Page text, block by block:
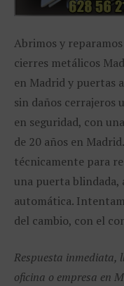
Abrimos y
cierres metálicos
en Madrid y puertas
sin daños cerrajeros
en seguridad, con
de 20 años en
técnicamente para
una puerta blindada,
automática.
del cambio, con el
Respuesta inmediata,
oficina o empresa en